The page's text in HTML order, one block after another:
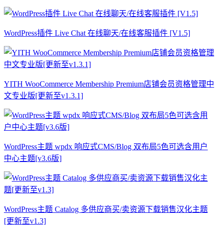
WordPress插件 Live Chat 在线聊天/在线客服插件 [V1.5]
YITH WooCommerce Membership Premium店铺会员资格管理中
文专业版[更新至v1.3.1]
WordPress主题 wpdx 响应式CMS/Blog 双布局5色可选含用户
中心主题[v3.6版]
WordPress主题 Catalog 多供应商买/卖资源下载销售汉化主题
[更新至v1.3]